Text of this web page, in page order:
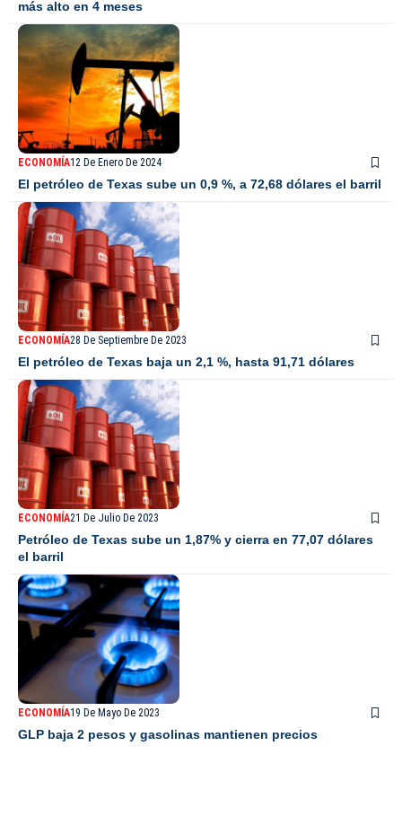
más alto en 4 meses
ECONOMÍA12 De Enero De 2024
El petróleo de Texas sube un 0,9 %, a 72,68 dólares el barril
ECONOMÍA28 De Septiembre De 2023
El petróleo de Texas baja un 2,1 %, hasta 91,71 dólares
ECONOMÍA21 De Julio De 2023
Petróleo de Texas sube un 1,87% y cierra en 77,07 dólares
el barril
ECONOMÍA19 De Mayo De 2023
GLP baja 2 pesos y gasolinas mantienen precios